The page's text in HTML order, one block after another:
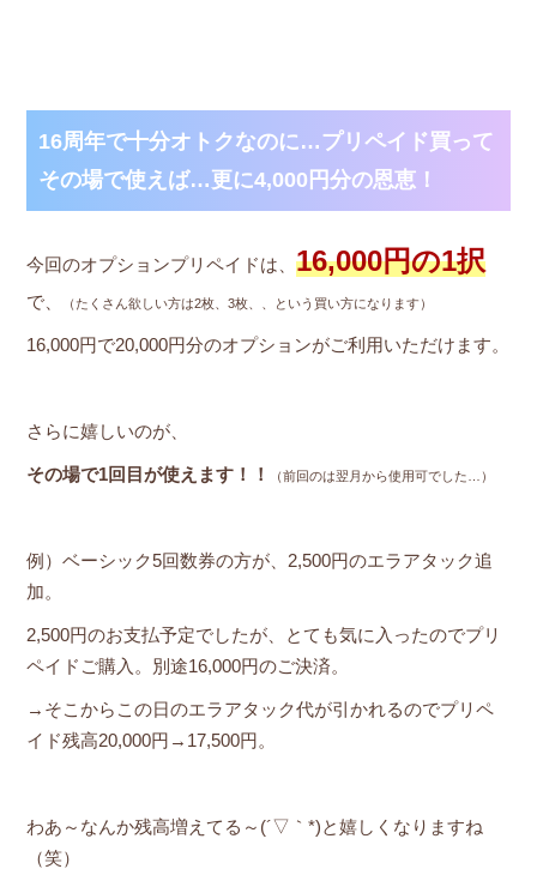
16周年で十分オトクなのに…プリペイド買って
その場で使えば…更に4,000円分の恩恵！
今回のオプションプリペイドは、 16,000円の1択
で、 （たくさん欲しい方は2枚、3枚、、という買い方になります）
16,000円で20,000円分のオプションがご利用いただけます。
さらに嬉しいのが、
その場で1回目が使えます！！ （前回のは翌月から使用可でした…）
例）ベーシック5回数券の方が、2,500円のエラアタック追
加。
2,500円のお支払予定でしたが、とても気に入ったのでプリ
ペイドご購入。別途16,000円のご決済。
→そこからこの日のエラアタック代が引かれるのでプリペ
イド残高20,000円→17,500円。
わあ～なんか残高増えてる～(´▽｀*)と嬉しくなりますね
（笑）